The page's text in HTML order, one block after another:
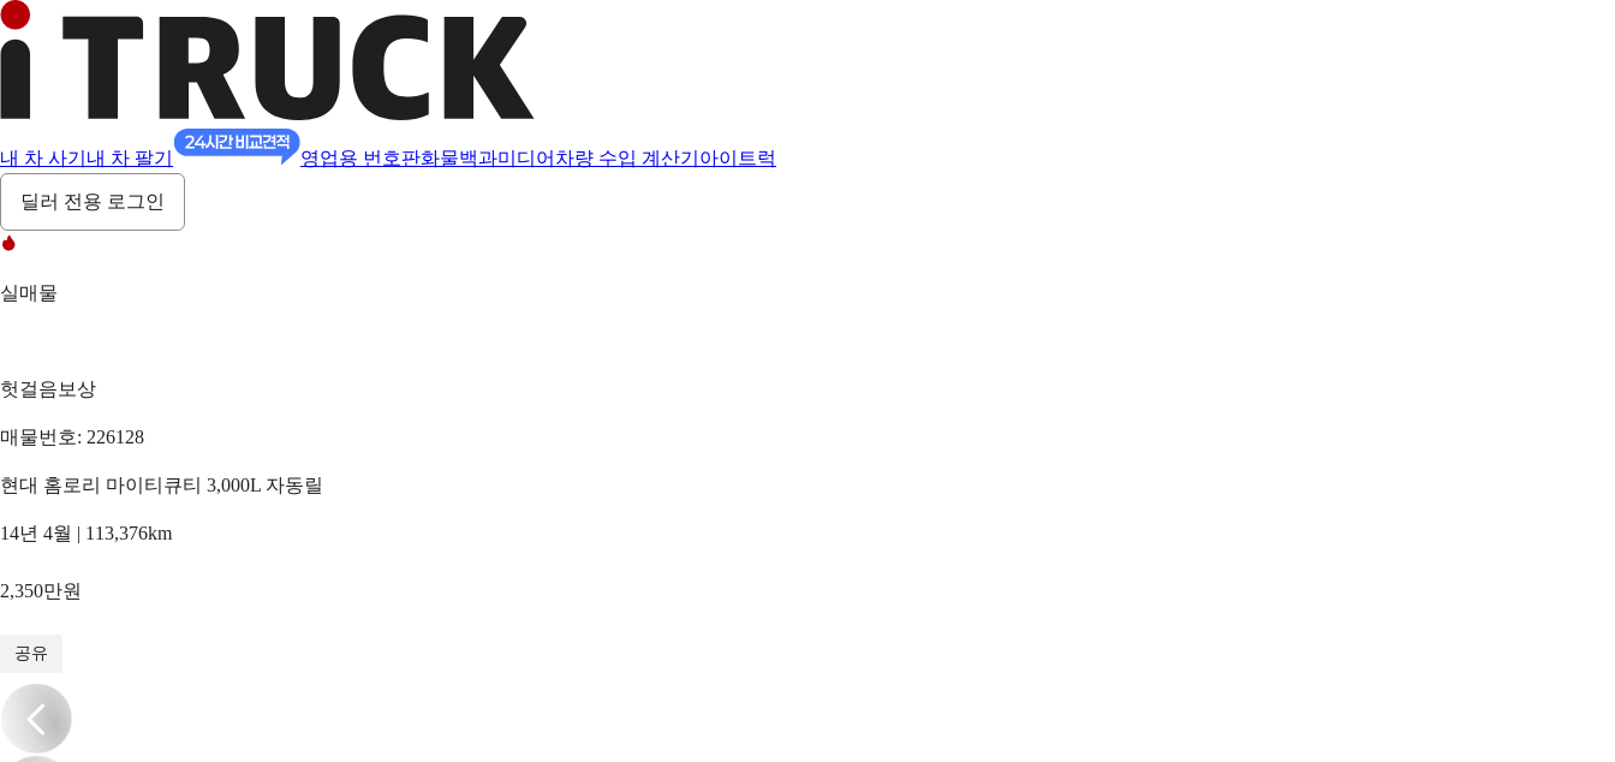
내 차 사기 내 차 팔기 영업용 번호판화물백과미디어 차량 수입 계산기 아이트럭
딜러 전용 로그인
실매물
헛걸음보상
매물번호: 226128
현대 홈로리 마이티큐티 3,000L 자동릴
14년 4월 | 113,376km
2,350만원
공유
/12